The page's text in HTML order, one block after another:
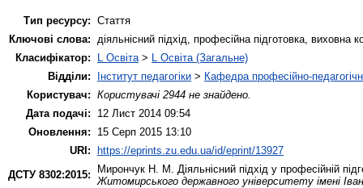
Тип ресурсу: Стаття
Ключові слова:
діяльнісний підхід, професійна підготовка, виховна
Класифікатор:
L Освіта > L Освіта (Загальне)
Відділи:
Інститут педагогіки > Кафедра професійно-
Користувач: Користувачі 2944 не знайдено.
Дата подачі:
12 Лист 2014 09:54
Оновлення:
15 Серп 2015 13:10
URI: https://eprints.zu.edu.ua/id/eprint/13927
ДСТУ 8302:2015:
Мирончук Н. М.
Діяльнісний підхід у професійній
Житомирського державного університету імені